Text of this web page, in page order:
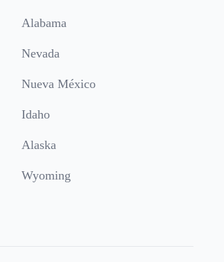
Alabama
Nevada
Nueva México
Idaho
Alaska
Wyoming